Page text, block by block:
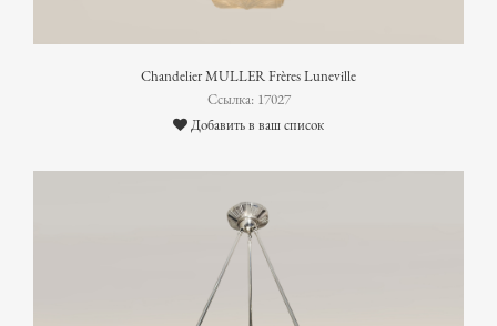
Chandelier MULLER Frères Luneville
Ссылка: 17027
Добавить в ваш список